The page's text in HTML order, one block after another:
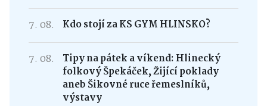
7. 08. Kdo stojí za KS GYM HLINSKO?
7. 08.
Tipy na pátek a víkend: Hlinecký
folkový Špekáček, Žijící poklady
aneb Šikovné ruce řemeslníků,
výstavy